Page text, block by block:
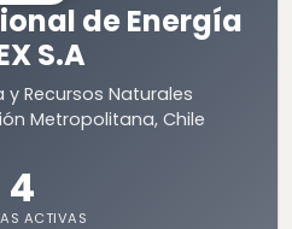
de Energía
S.A
y Recursos Naturales
Metropolitana, Chile
4
ACTIVAS